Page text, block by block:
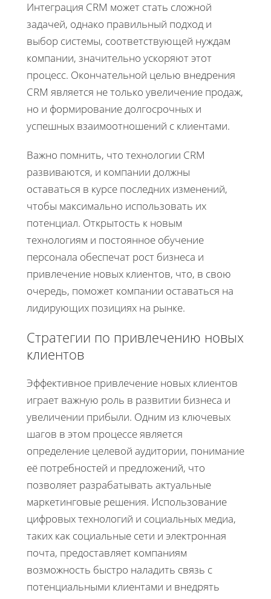
Интеграция CRM может стать сложной
задачей, однако правильный подход и
выбор системы, соответствующей нуждам
компании, значительно ускоряют этот
процесс. Окончательной целью внедрения
CRM является не только увеличение продаж,
но и формирование долгосрочных и
успешных взаимоотношений с клиентами.
Важно помнить, что технологии CRM
развиваются, и компании должны
оставаться в курсе последних изменений,
чтобы максимально использовать их
потенциал. Открытость к новым
технологиям и постоянное обучение
персонала обеспечат рост бизнеса и
привлечение новых клиентов, что, в свою
очередь, поможет компании оставаться на
лидирующих позициях на рынке.
Стратегии по привлечению новых
клиентов
Эффективное привлечение новых клиентов
играет важную роль в развитии бизнеса и
увеличении прибыли. Одним из ключевых
шагов в этом процессе является
определение целевой аудитории, понимание
её потребностей и предложений, что
позволяет разрабатывать актуальные
маркетинговые решения. Использование
цифровых технологий и социальных медиа,
таких как социальные сети и электронная
почта, предоставляет компаниям
возможность быстро наладить связь с
потенциальными клиентами и внедрять